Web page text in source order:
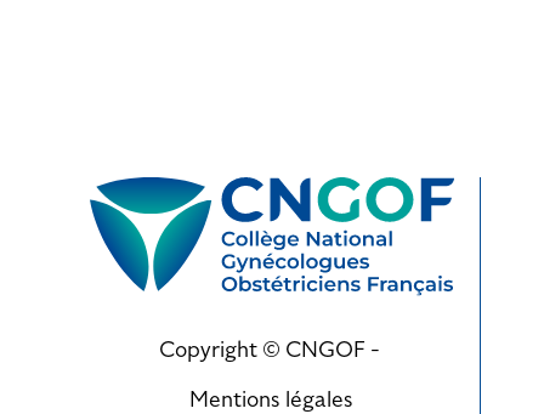
Copyright © CNGOF -
Mentions légales